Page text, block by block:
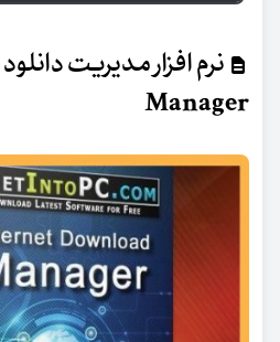
Manager